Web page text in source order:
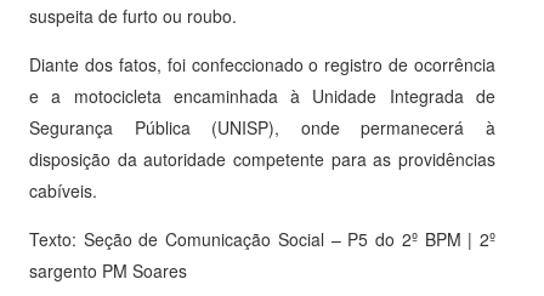
suspeita de furto ou roubo.
Diante dos fatos, foi confeccionado o registro de ocorrência
e a motocicleta encaminhada à Unidade Integrada de
Segurança Pública (UNISP), onde permanecerá à
disposição da autoridade competente para as providências
cabíveis.
Texto: Seção de Comunicação Social – P5 do 2º BPM | 2º
sargento PM Soares